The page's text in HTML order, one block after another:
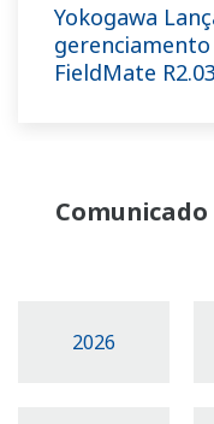
Yokogawa
FieldMate R2.03
2026